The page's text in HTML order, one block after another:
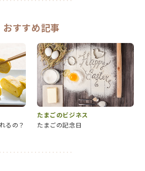
おすすめ記事
るの？
たまごのビジネス
たまごの記念日